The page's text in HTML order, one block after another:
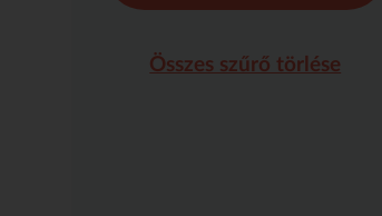
Összes szűrő törlése